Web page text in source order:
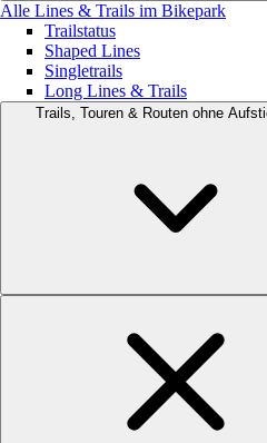
Alle Lines & Trails im Bikepark
Trailstatus
Shaped Lines
Singletrails
Long Lines & Trails
Trails, Touren & Routen ohne